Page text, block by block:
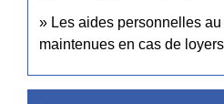
Les aides personnelles
maintenues en cas de